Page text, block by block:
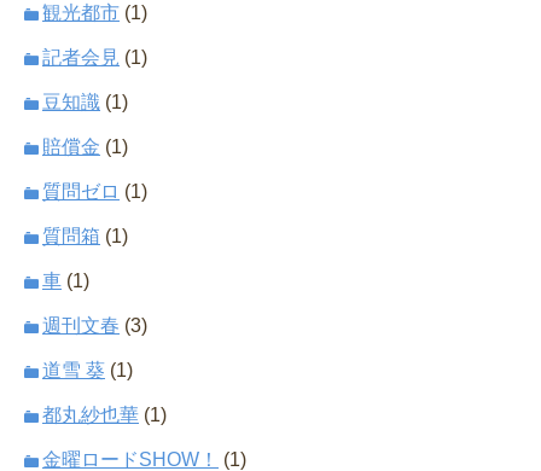
観光都市 (1)
記者会見 (1)
豆知識 (1)
賠償金 (1)
質問ゼロ (1)
質問箱 (1)
車 (1)
週刊文春 (3)
道雪 葵 (1)
都丸紗也華 (1)
金曜ロードSHOW！ (1)